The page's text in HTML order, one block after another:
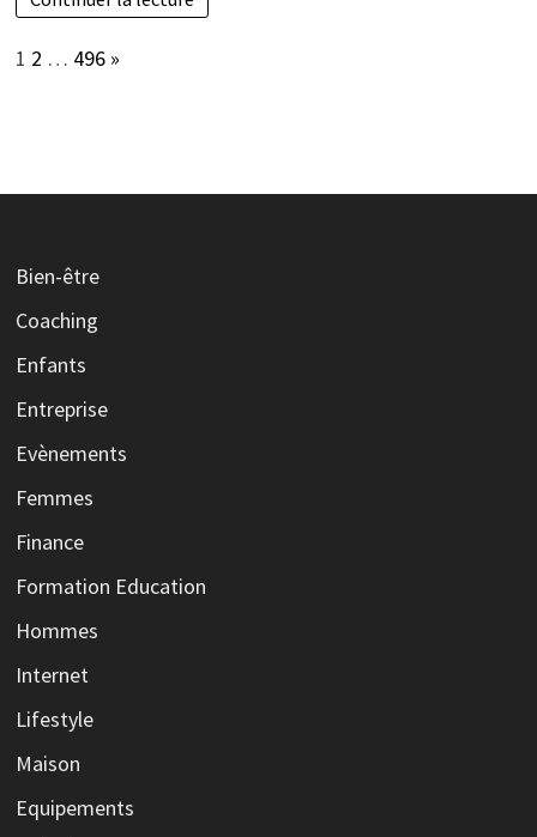
Page:
1 2 … 496 Next
»
Bien-être
Coaching
Enfants
Entreprise
Evènements
Femmes
Finance
Formation Education
Hommes
Internet
Lifestyle
Maison
Equipements